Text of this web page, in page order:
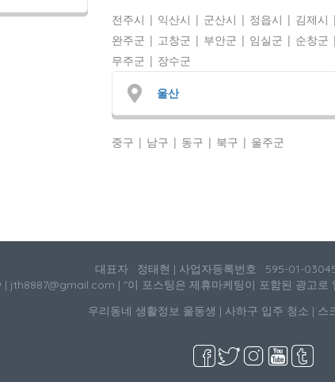
전주시 | 익산시 | 군산시 | 정읍시 | 김제시
완주군 | 고창군 | 부안군 | 임실군 | 순창군
무주군 | 장수군
울산
중구 | 남구 | 동구 | 북구 | 울주군
대표자 : 정태현 | 사업자등록번호 : 595-01-
| jth8887@gmail.com | "이 포스팅은 제휴마케팅이 포함된 광고로
우리동네 생활정보 울동생 | 사하구 입주 청소 | 스